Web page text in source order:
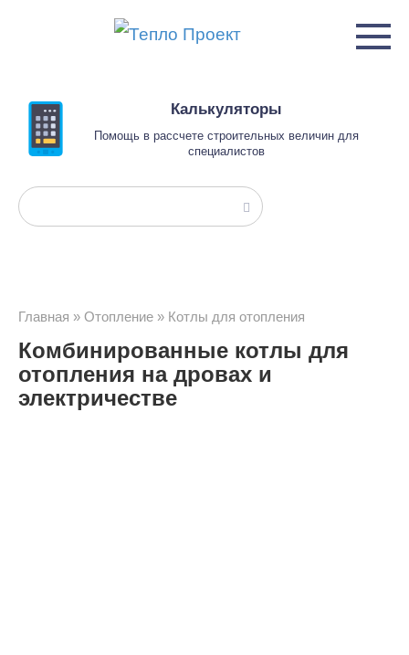
Калькуляторы
Помощь в рассчете строительных величин для
специалистов
Поиск:
Главная » Отопление » Котлы для отопления
Комбинированные котлы для
отопления на дровах и
электричестве